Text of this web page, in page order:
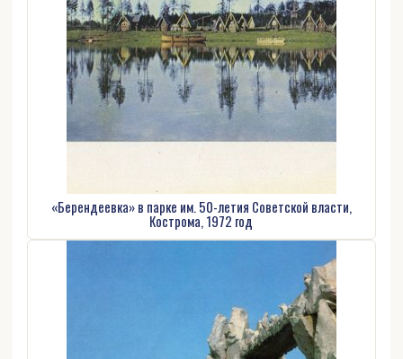
«Берендеевка» в парке им. 50-летия Советской власти,
Кострома, 1972 год